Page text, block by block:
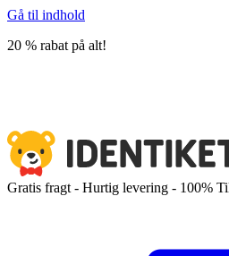
Gå til indhold
20 % rabat på alt!
Gratis fragt - Hurtig levering - 100%